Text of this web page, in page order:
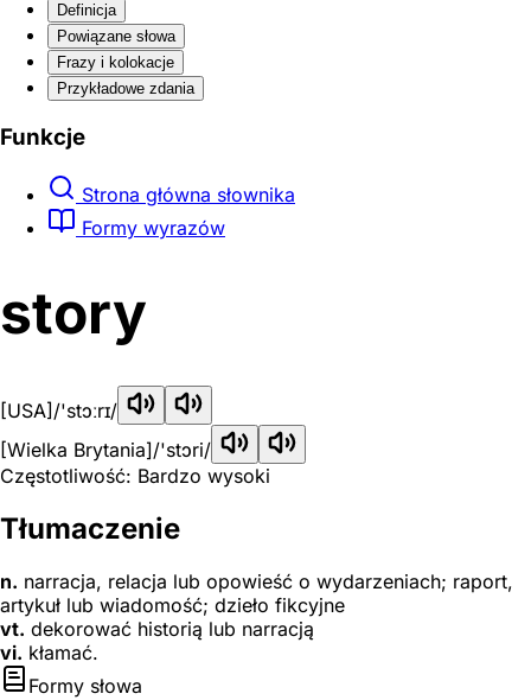
Definicja
Powiązane słowa
Frazy i kolokacje
Przykładowe zdania
Funkcje
Strona główna słownika
Formy wyrazów
story
[USA] /'stɔːrɪ/
[Wielka Brytania]/'stɔri/
Częstotliwość: Bardzo wysoki
Tłumaczenie
n. narracja, relacja lub opowieść o wydarzeniach; raport,
artykuł lub wiadomość; dzieło fikcyjne
vt. dekorować historią lub narracją
vi. kłamać.
Formy słowa